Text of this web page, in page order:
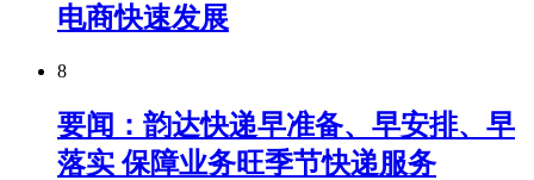
电商快速发展
8
要闻：韵达快递早准备、早安排、早
落实 保障业务旺季节快递服务